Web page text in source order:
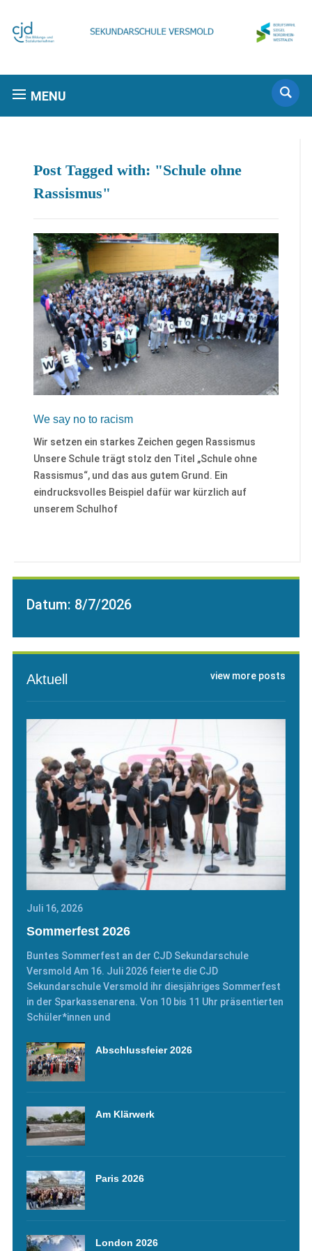
MENU
Datum: 8/7/2026
view more posts
Aktuell
Juli 16, 2026
Sommerfest 2026
Buntes Sommerfest an der CJD Sekundarschule
Versmold Am 16. Juli 2026 feierte die CJD
Sekundarschule Versmold ihr diesjähriges Sommerfest
in der Sparkassenarena. Von 10 bis 11 Uhr präsentierten
Schüler*innen und
Abschlussfeier 2026
Am Klärwerk
Paris 2026
London 2026
Post Tagged with: "Schule ohne
Rassismus"
We say no to racism
Wir setzen ein starkes Zeichen gegen Rassismus
Unsere Schule trägt stolz den Titel „Schule ohne
Rassismus“, und das aus gutem Grund. Ein
eindrucksvolles Beispiel dafür war kürzlich auf
unserem Schulhof